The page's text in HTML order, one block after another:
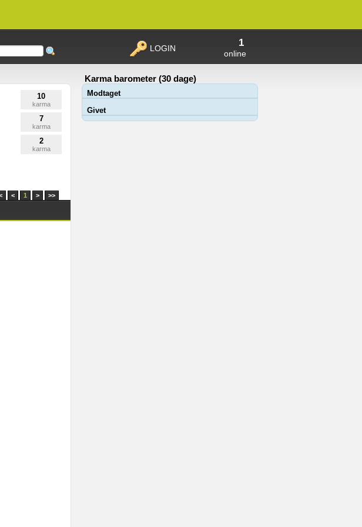
1
online
LOGIN
10
karma
7
karma
2
karma
< 1 > >>
Karma barometer (30 dage)
Modtaget
Givet